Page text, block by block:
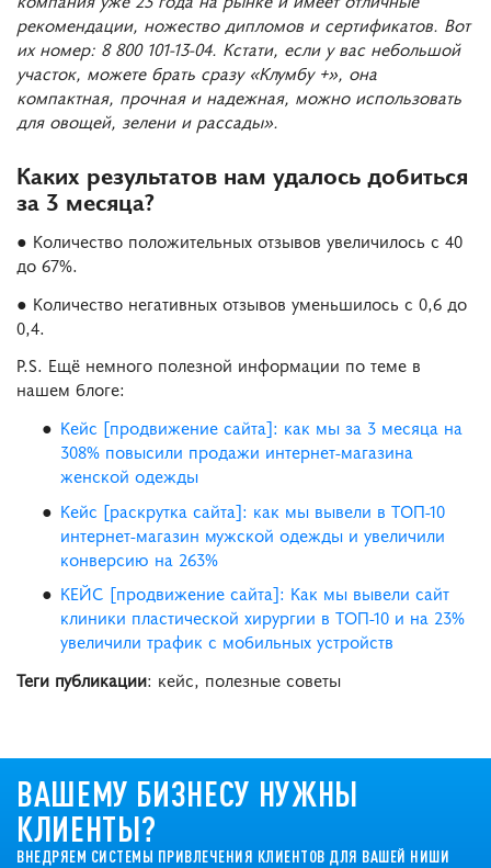
рекомендации, ножество дипломов и сертификатов. Вот
их номер: 8 800 101-13-04. Кстати, если у вас небольшой
участок, можете брать сразу «Клумбу +», она
компактная, прочная и надежная, можно использовать
для овощей, зелени и рассады».
Каких результатов нам удалось добиться
за 3 месяца?
● Количество положительных отзывов увеличилось с 40
до 67%.
● Количество негативных отзывов уменьшилось с 0,6 до
0,4.
P.S. Ещё немного полезной информации по теме в
нашем блоге:
Кейс [продвижение сайта]: как мы за 3 месяца на
308% повысили продажи интернет-магазина
женской одежды
Кейс [раскрутка сайта]: как мы вывели в ТОП-10
интернет-магазин мужской одежды и увеличили
конверсию на 263%
КЕЙС [продвижение сайта]: Как мы вывели сайт
клиники пластической хирургии в ТОП-10 и на 23%
увеличили трафик с мобильных устройств
Теги публикации: кейс, полезные советы
ВАШЕМУ БИЗНЕСУ НУЖНЫ
КЛИЕНТЫ?
ВНЕДРЯЕМ СИСТЕМЫ ПРИВЛЕЧЕНИЯ КЛИЕНТОВ ДЛЯ ВАШЕЙ НИШИ